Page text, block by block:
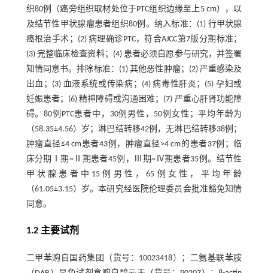
织80例（癌旁组织取材处位于PTC组织边缘至上5 cm），以
及结节性甲状腺瘤患者组织80例。纳入标准：(1) 行甲状腺
癌根治手术；(2) 病理确诊PTC，符合AJCC第7版分期标准；
(3) 完整临床检查资料；(4) 患者必须自愿参与研究，并签署
知情同意书。排除标准：(1) 其他恶性肿瘤；(2) 严重感染及
出血；(3) 血液系统或传染病；(4) 病毒性肝炎；(5) 孕妇或
妊娠患者；(6) 精神障碍或沟通困难；(7) 严重心肝肾功能障
碍。80例PTC患者中，30例男性，50例女性；平均年龄为
（58.35±4.56）岁；淋巴结转移42例，无淋巴结转移38例；
肿瘤直径≤4 cm患者43例，肿瘤直径>4 cm的患者37例；临
床分期Ⅰ期~Ⅱ期患者45例，Ⅲ期~Ⅳ期患者35例。结节性
甲状腺患者中15例男性，65例女性，平均年龄
（61.05±3.15）岁。本研究经医院伦理委员会批准豁免知情
同意。
1.2 主要试剂
二甲苯购自国药集团（货号：10023418）；二氨基联苯胺